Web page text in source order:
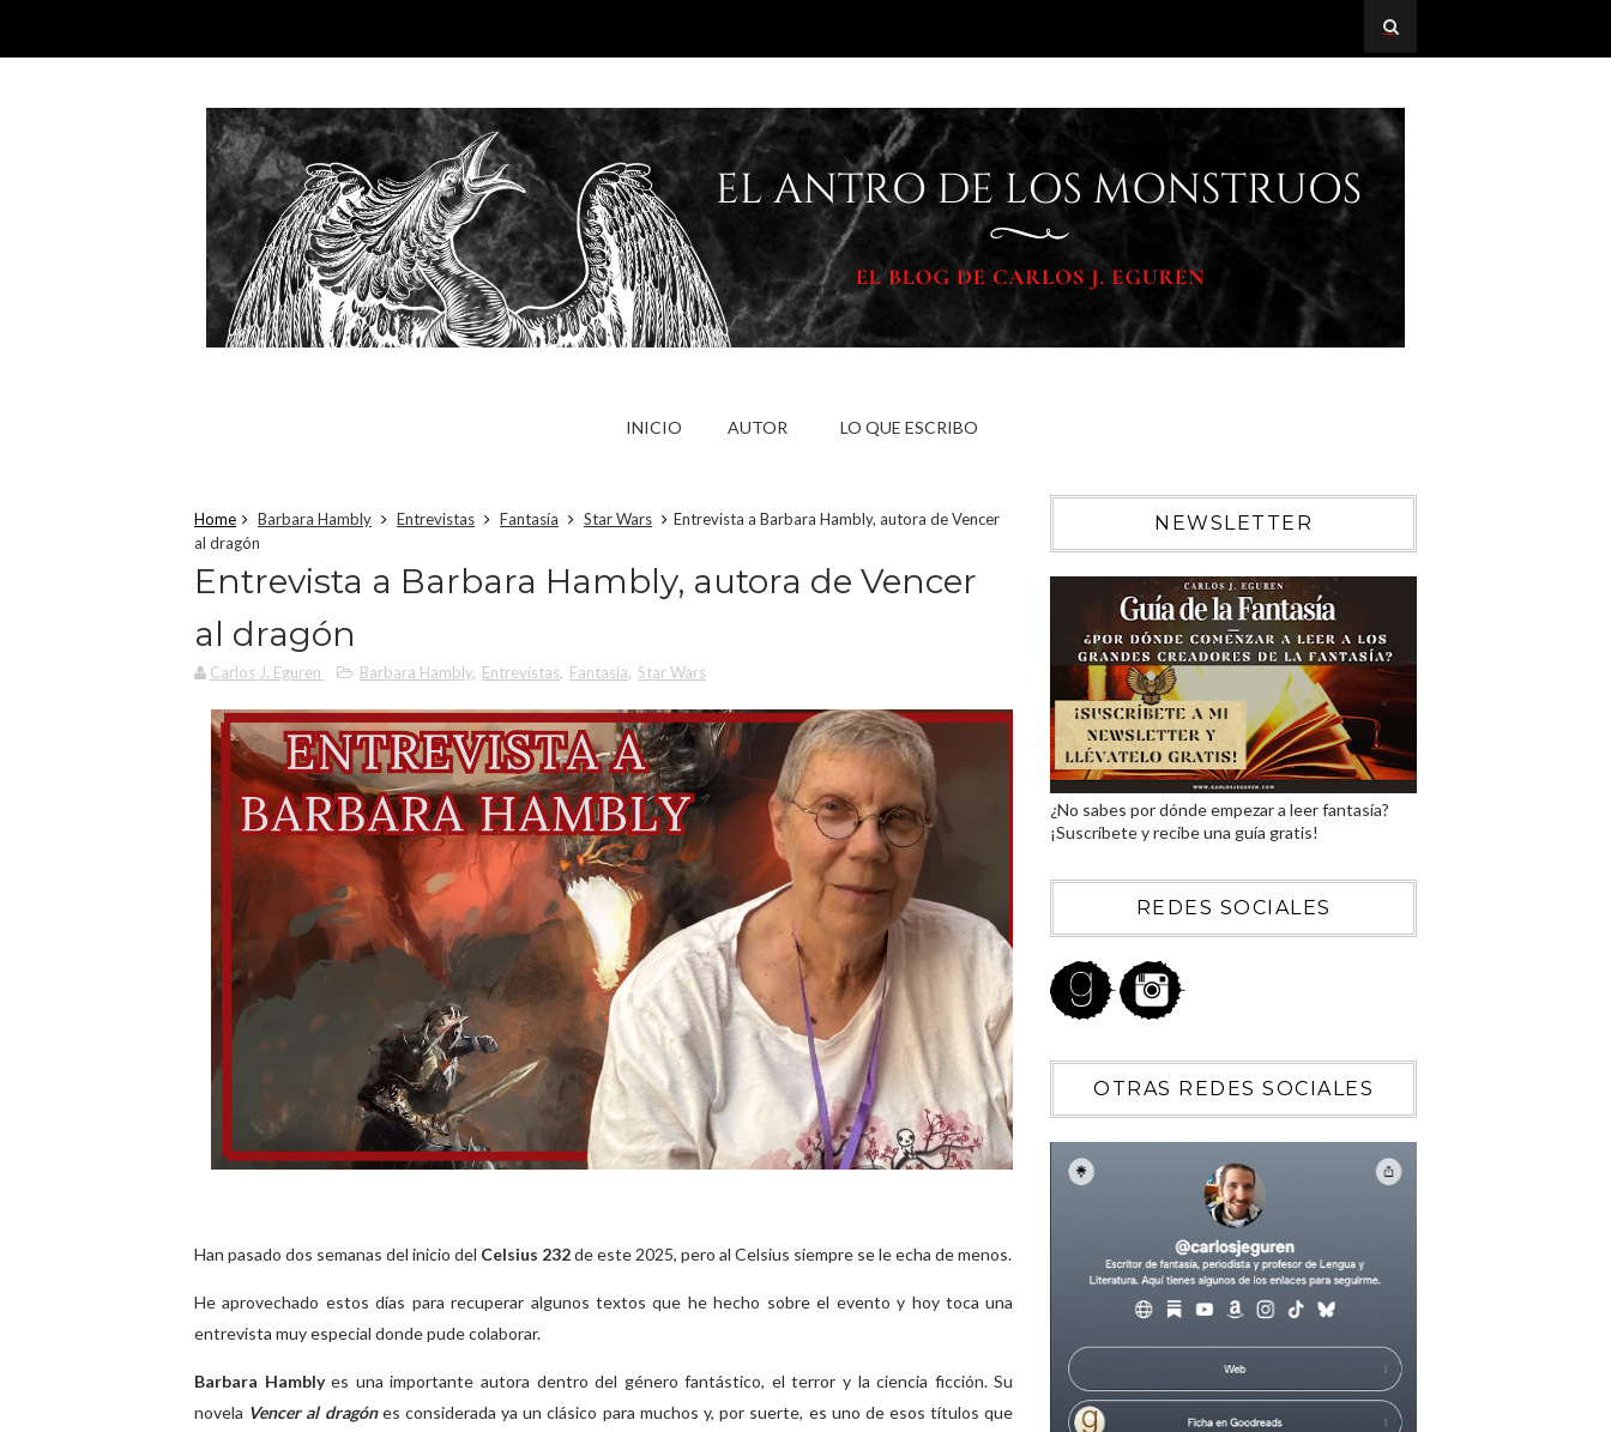
INICIO AUTOR LO QUE ESCRIBO
Home Barbara Hambly Entrevistas Fantasía Star Wars
Entrevista a Barbara Hambly, autora de Vencer
al dragón
Entrevista a Barbara Hambly, autora de Vencer
al dragón
Carlos J. Eguren Barbara Hambly, Entrevistas, Fantasía, Star Wars
Han pasado dos semanas del inicio del Celsius 232de este 2025, pero al Celsius siempre se le echa de menos.
He aprovechado estos días para recuperar algunos textos que he hecho sobre el evento y hoy toca una
entrevista muy especial donde pude colaborar.
Barbara Hamblyes una importante autora dentro del género fantástico, el terror y la ciencia ficción. Su
novela Vencer al dragónes considerada ya un clásico para muchos y, por suerte, es uno de esos títulos que
NEWSLETTER
¿No sabes por dónde empezar a leer fantasía?
¡Suscríbete y recibe una guía gratis!
REDES SOCIALES
OTRAS REDES SOCIALES